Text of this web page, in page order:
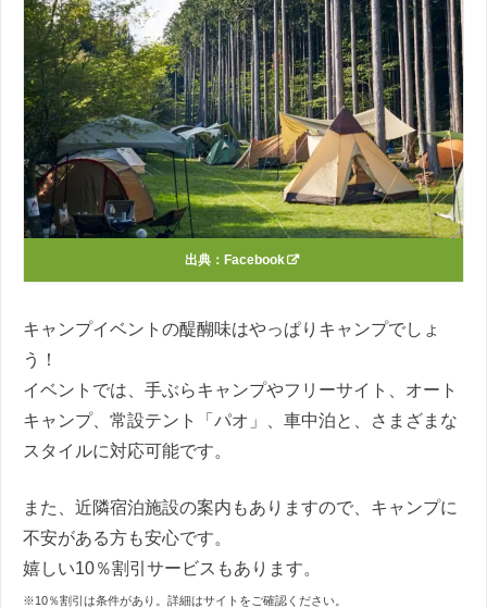
出典： Facebook
キャンプイベントの醍醐味はやっぱりキャンプでしょ
う！
イベントでは、手ぶらキャンプやフリーサイト、オート
キャンプ、常設テント「パオ」、車中泊と、さまざまな
スタイルに対応可能です。
また、近隣宿泊施設の案内もありますので、キャンプに
不安がある方も安心です。
嬉しい10％割引サービスもあります。
※10％割引は条件があり。詳細はサイトをご確認ください。